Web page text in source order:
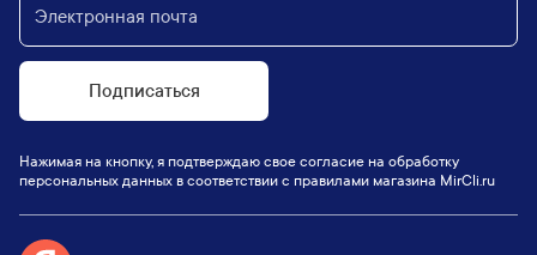
Подписаться
Нажимая на кнопку, я подтверждаю свое согласие на обработку
персональных данных в соответствии с правилами магазина MirCli.ru